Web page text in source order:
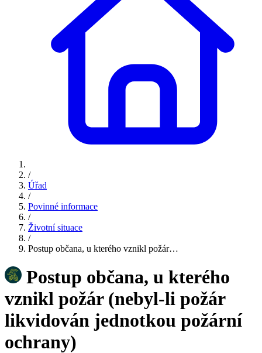
/
Úřad
/
Povinné informace
/
Životní situace
/
Postup občana, u kterého vznikl požár…
Postup občana, u kterého
vznikl požár (nebyl-li požár
likvidován jednotkou požární
ochrany)